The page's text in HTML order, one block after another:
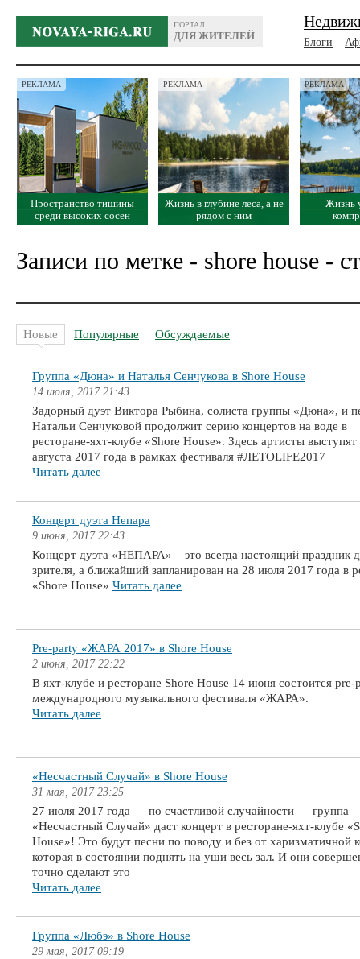
ПОРТАЛ
ДЛЯ ЖИТЕЛЕЙ
Блоги
РЕКЛАМА
Пространство тишины
среди высоких сосен
РЕКЛАМА
Жизнь в глубине леса, а не
рядом с ним
РЕКЛАМА
Жизнь
Записи по метке - shore house -
Новые Популярные Обсуждаемые
Группа «Дюна» и Наталья Сенчукова в Shore House
14 июля, 2017 21:43
Задорный дуэт Виктора Рыбина, солиста группы «Дюна», и
Натальи Сенчуковой продолжит серию концертов на воде в
ресторане-яхт-клубе «Shore House». Здесь артисты выступят
августа 2017 года в рамках фестиваля #ЛЕТОLIFE2017
Читать далее
Концерт дуэта Непара
9 июня, 2017 22:43
Концерт дуэта «НЕПАРА» – это всегда настоящий праздник
зрителя, а ближайший запланирован на 28 июля 2017 года в
«Shore House» Читать далее
Pre-party «ЖАРА 2017» в Shore House
2 июня, 2017 22:22
В яхт-клубе и ресторане Shore House 14 июня состоится pre-
международного музыкального фестиваля «ЖАРА».
Читать далее
«Несчастный Случай» в Shore House
31 мая, 2017 23:25
27 июля 2017 года ― по счастливой случайности ― группа
«Несчастный Случай» даст концерт в ресторане-яхт-клубе
House»! Это будут песни по поводу и без от харизматичной
которая в состоянии поднять на уши весь зал. И они
точно сделают это
Читать далее
Группа «Любэ» в Shore House
29 мая, 2017 09:19